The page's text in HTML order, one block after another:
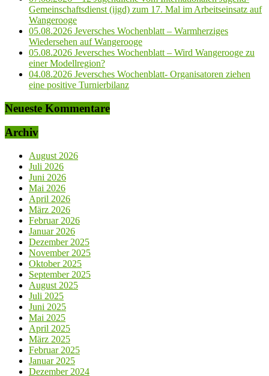
Gemeinschaftsdienst (ijgd) zum 17. Mal im Arbeitseinsatz auf
Wangerooge
05.08.2026 Jeversches Wochenblatt – Warmherziges
Wiedersehen auf Wangerooge
05.08.2026 Jeversches Wochenblatt – Wird Wangerooge zu
einer Modellregion?
04.08.2026 Jeversches Wochenblatt- Organisatoren ziehen
eine positive Turnierbilanz
Neueste Kommentare
Archiv
August 2026
Juli 2026
Juni 2026
Mai 2026
April 2026
März 2026
Februar 2026
Januar 2026
Dezember 2025
November 2025
Oktober 2025
September 2025
August 2025
Juli 2025
Juni 2025
Mai 2025
April 2025
März 2025
Februar 2025
Januar 2025
Dezember 2024